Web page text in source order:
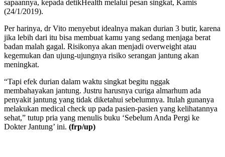
sapaannya, kepada detikHealth melalui pesan singkat, Kamis
(24/1/2019).
Per harinya, dr Vito menyebut idealnya makan durian 3 butir, karena
jika lebih dari itu bisa membuat kamu yang sedang menjaga berat
badan malah gagal. Risikonya akan menjadi overweight atau
kegemukan dan ujung-ujungnya risiko serangan jantung akan
meningkat.
“Tapi efek durian dalam waktu singkat begitu nggak
membahayakan jantung. Justru harusnya curiga almarhum ada
penyakit jantung yang tidak diketahui sebelumnya. Itulah gunanya
melakukan medical check up pada pasien-pasien yang kelihatannya
sehat,” tutup pria yang menulis buku ‘Sebelum Anda Pergi ke
Dokter Jantung’ ini. (frp/up)